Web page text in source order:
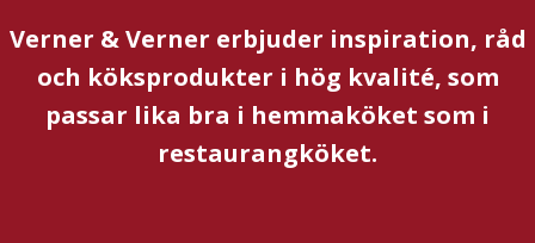
Verner & Verner erbjuder inspiration, råd
och köksprodukter i hög kvalité, som
passar lika bra i hemmaköket som i
restaurangköket.